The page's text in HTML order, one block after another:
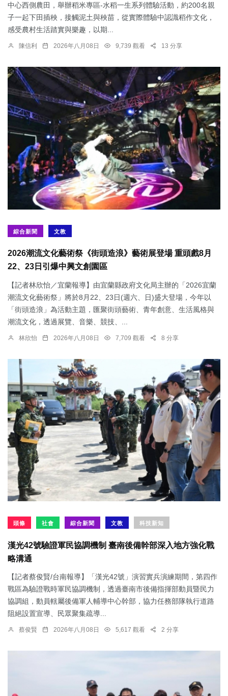
中心西側農田，舉辦稻米專區-水稻一生系列體驗活動，約200名親
子一起下田插秧，接觸泥土與秧苗，從實際體驗中認識稻作文化，
感受農村生活踏實與樂趣，以期...
陳信利 2026年八月08日 9,739 觀看 13 分享
綜合新聞 文教
2026潮流文化藝術祭《街頭造浪》藝術展登場 重頭戲8月
22、23日引爆中興文創園區
【記者林欣怡／宜蘭報導】由宜蘭縣政府文化局主辦的「2026宜蘭
潮流文化藝術祭」將於8月22、23日(週六、日)盛大登場，今年以
「街頭造浪」為活動主題，匯聚街頭藝術、青年創意、生活風格與
潮流文化，透過展覽、音樂、競技、...
林欣怡 2026年八月08日 7,709 觀看 8 分享
頭條 社會 綜合新聞 文教 科技新知
漢光42號驗證軍民協調機制 臺南後備幹部深入地方強化戰
略溝通
【記者蔡俊賢/台南報導】「漢光42號」演習實兵演練期間，第四作
戰區為驗證戰時軍民協調機制，透過臺南市後備指揮部動員暨民力
協調組，動員轄屬後備軍人輔導中心幹部，協力任務部隊執行道路
阻絕設置宣導、民眾聚集疏導...
蔡俊賢 2026年八月08日 5,617 觀看 2 分享